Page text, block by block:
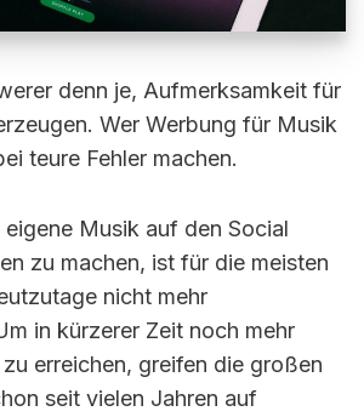
denn je, Aufmerksamkeit für
Wer Werbung für Musik
teure Fehler machen.
Musik auf den Social
zu machen, ist für die meisten
nicht mehr
in kürzerer Zeit noch mehr
erreichen, greifen die großen
seit vielen Jahren auf